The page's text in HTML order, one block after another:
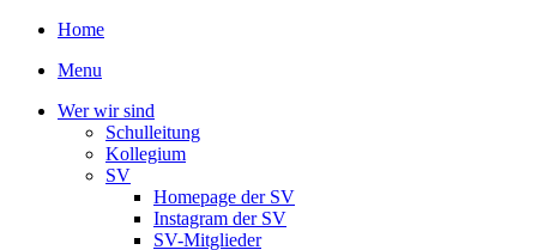
Home
Menu
Wer wir sind
Schulleitung
Kollegium
SV
Homepage der SV
Instagram der SV
SV-Mitglieder